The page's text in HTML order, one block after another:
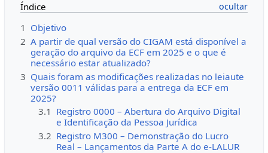
Índice
1 Objetivo
2 A partir de qual versão do CIGAM está disponível a
geração do arquivo da ECF em 2025 e o que é
necessário estar atualizado?
3 Quais foram as modificações realizadas no leiaute
versão 0011 válidas para a entrega da ECF em
2025?
3.1 Registro 0000 – Abertura do Arquivo Digital
e Identificação da Pessoa Jurídica
3.2 Registro M300 – Demonstração do Lucro
Real – Lançamentos da Parte A do e-LALUR